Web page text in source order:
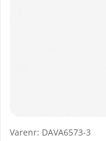
Varenr: DAVA6573-3